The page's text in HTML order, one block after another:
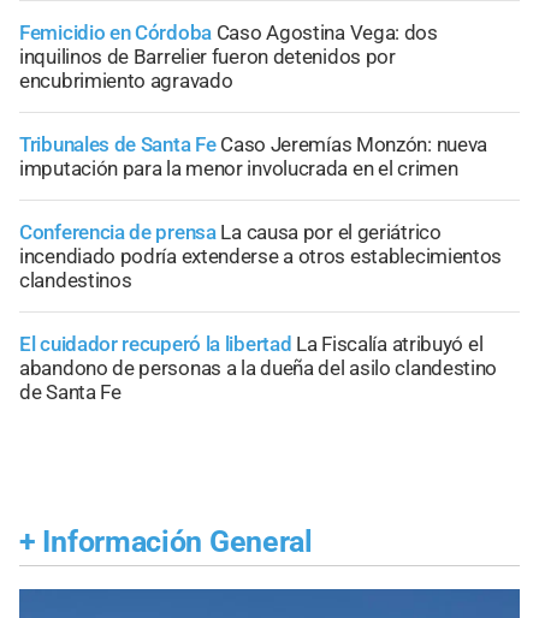
Femicidio en Córdoba Caso Agostina Vega: dos
inquilinos de Barrelier fueron detenidos por
encubrimiento agravado
Tribunales de Santa Fe Caso Jeremías Monzón: nueva
imputación para la menor involucrada en el crimen
Conferencia de prensa La causa por el geriátrico
incendiado podría extenderse a otros establecimientos
clandestinos
El cuidador recuperó la libertad La Fiscalía atribuyó el
abandono de personas a la dueña del asilo clandestino
de Santa Fe
+ Información General